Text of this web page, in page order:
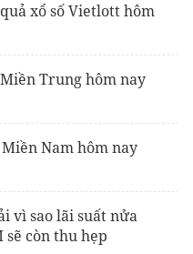
xổ số Vietlott hôm
Trung hôm nay
Nam hôm nay
vì sao lãi suất nửa
sẽ còn thu hẹp